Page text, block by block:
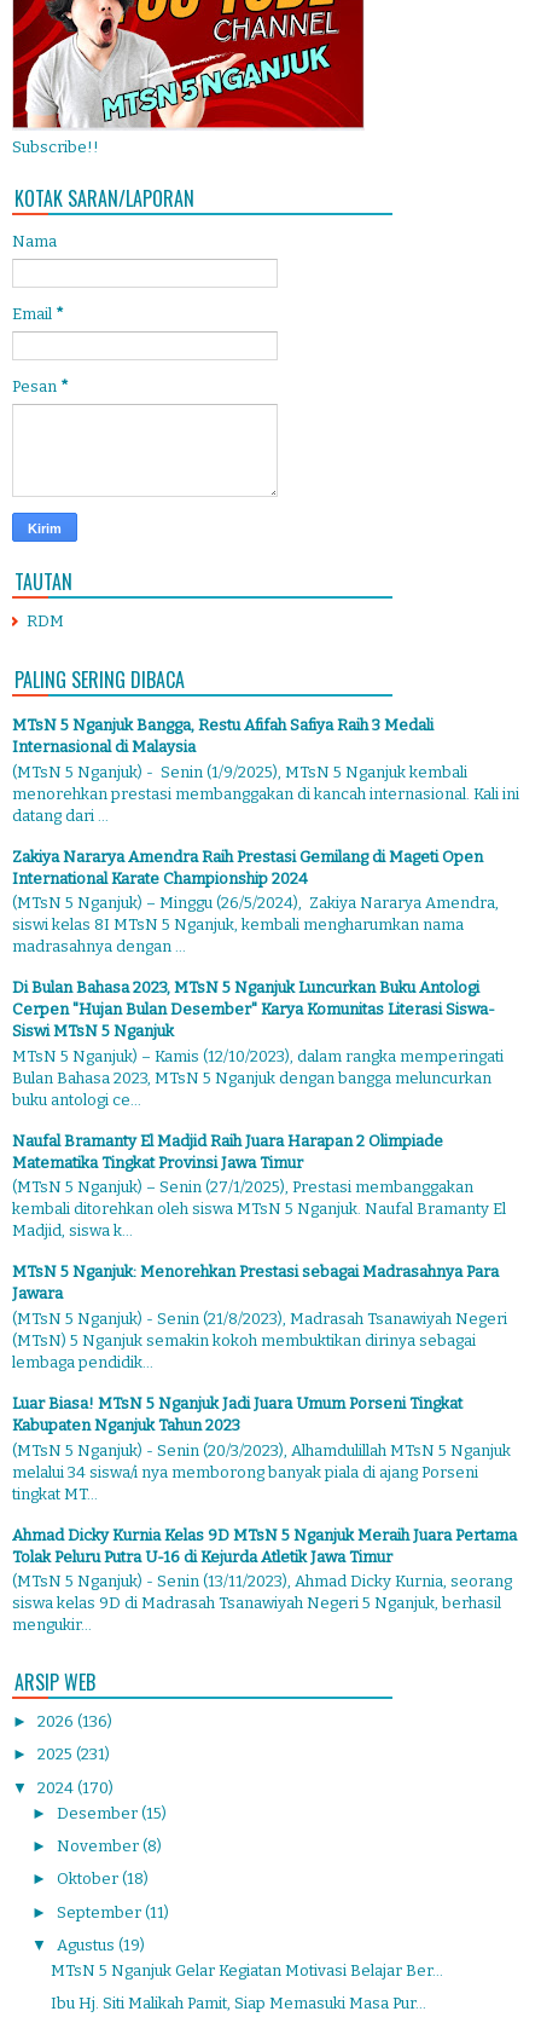
Subscribe!!
KOTAK SARAN/LAPORAN
Nama
Email *
Pesan *
TAUTAN
RDM
PALING SERING DIBACA
MTsN 5 Nganjuk Bangga, Restu Afifah Safiya Raih 3 Medali
Internasional di Malaysia
(MTsN 5 Nganjuk) - Senin (1/9/2025), MTsN 5 Nganjuk kembali
menorehkan prestasi membanggakan di kancah internasional. Kali ini
datang dari ...
Zakiya Nararya Amendra Raih Prestasi Gemilang di Mageti Open
International Karate Championship 2024
(MTsN 5 Nganjuk) – Minggu (26/5/2024), Zakiya Nararya Amendra,
siswi kelas 8I MTsN 5 Nganjuk, kembali mengharumkan nama
madrasahnya dengan ...
Di Bulan Bahasa 2023, MTsN 5 Nganjuk Luncurkan Buku Antologi
Cerpen "Hujan Bulan Desember" Karya Komunitas Literasi Siswa-
Siswi MTsN 5 Nganjuk
MTsN 5 Nganjuk) – Kamis (12/10/2023), dalam rangka memperingati
Bulan Bahasa 2023, MTsN 5 Nganjuk dengan bangga meluncurkan
buku antologi ce...
Naufal Bramanty El Madjid Raih Juara Harapan 2 Olimpiade
Matematika Tingkat Provinsi Jawa Timur
(MTsN 5 Nganjuk) – Senin (27/1/2025), Prestasi membanggakan
kembali ditorehkan oleh siswa MTsN 5 Nganjuk. Naufal Bramanty El
Madjid, siswa k...
MTsN 5 Nganjuk: Menorehkan Prestasi sebagai Madrasahnya Para
Jawara
(MTsN 5 Nganjuk) - Senin (21/8/2023), Madrasah Tsanawiyah Negeri
(MTsN) 5 Nganjuk semakin kokoh membuktikan dirinya sebagai
lembaga pendidik...
Luar Biasa! MTsN 5 Nganjuk Jadi Juara Umum Porseni Tingkat
Kabupaten Nganjuk Tahun 2023
(MTsN 5 Nganjuk) - Senin (20/3/2023), Alhamdulillah MTsN 5 Nganjuk
melalui 34 siswa/i nya memborong banyak piala di ajang Porseni
tingkat MT...
Ahmad Dicky Kurnia Kelas 9D MTsN 5 Nganjuk Meraih Juara Pertama
Tolak Peluru Putra U-16 di Kejurda Atletik Jawa Timur
(MTsN 5 Nganjuk) - Senin (13/11/2023), Ahmad Dicky Kurnia, seorang
siswa kelas 9D di Madrasah Tsanawiyah Negeri 5 Nganjuk, berhasil
mengukir...
ARSIP WEB
► 2026 (136)
► 2025 (231)
▼ 2024 (170)
► Desember (15)
► November (8)
► Oktober (18)
► September (11)
▼ Agustus (19)
MTsN 5 Nganjuk Gelar Kegiatan Motivasi Belajar Ber...
Ibu Hj. Siti Malikah Pamit, Siap Memasuki Masa Pur...